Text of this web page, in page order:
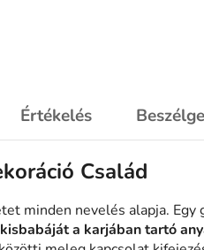
Értékelés
Család
minden nevelés alapja.
a karjában tartó